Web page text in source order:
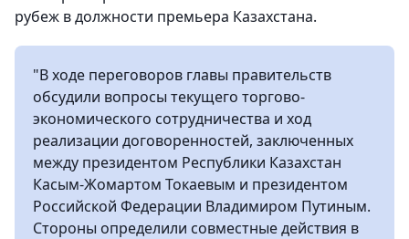
рубеж в должности премьера Казахстана.
"В ходе переговоров главы правительств
обсудили вопросы текущего торгово-
экономического сотрудничества и ход
реализации договоренностей, заключенных
между президентом Республики Казахстан
Касым-Жомартом Токаевым и президентом
Российской Федерации Владимиром Путиным.
Стороны определили совместные действия в